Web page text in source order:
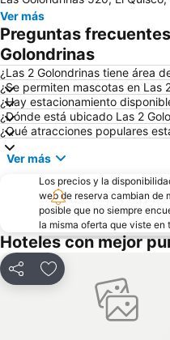
Valparaíso Sporting Club
Festival Internacional de la Canción
Plaza Sotomayor
Playa Acapulco
Playa Cochoa
Plaza José Francisco
Playa el Sol
Club Viña del Mar
Laguna Sausalito
Las Salinas
Plaza Libertador Bernardo OHiggins
Islote Peñablanca
Ver más
Preguntas
Golondrinas
¿Las 2 Golondrinas tiene área
¿Se permiten mascotas en Las
¿Hay estacionamiento
¿Dónde está ubicado Las 2
¿Qué atracciones populares
Ver más
Los precios y la
web de reserva cambian de
posible que no siempre
la misma oferta que viste en
Hoteles con mejor
CompartirAgregar a favoritos